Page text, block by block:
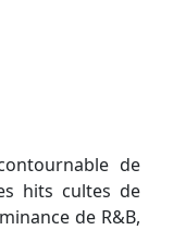
de
hits cultes de
de R&B,